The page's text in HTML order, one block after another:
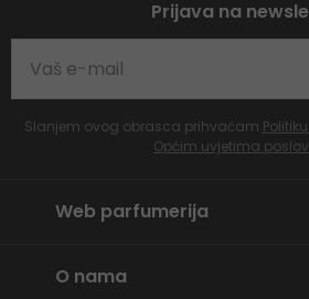
Prijava na
Slanjem ovog obrasca prihvaćam
Općim uvjetima
Web parfumerija
O nama